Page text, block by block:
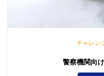
チャレン
警察機関向